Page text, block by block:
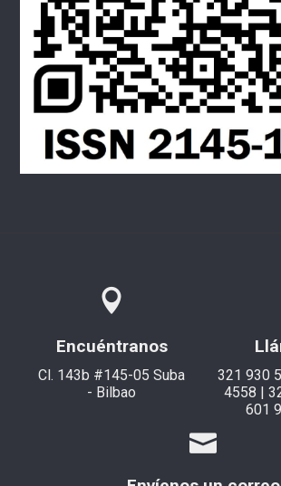
Encuéntranos
Cl. 143b #145-05 Suba
- Bilbao
321 930
4558 |
601